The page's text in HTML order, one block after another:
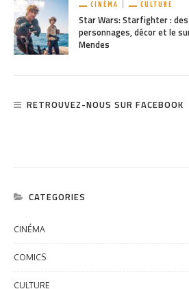
CINÉMA CULTURE
Star Wars: Starfighter :
personnages, décor et le
Mendes
RETROUVEZ-NOUS SUR FACEBOOK
CATEGORIES
CINÉMA
COMICS
CULTURE